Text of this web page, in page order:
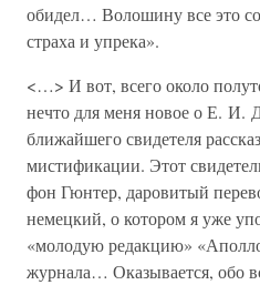
обидел… Волошину все это
страха и упрека».
<…> И вот, всего около
нечто для меня новое о Е.
ближайшего свидетеля
мистификации. Этот
фон Гюнтер, даровитый
немецкий, о котором я уже
«молодую редакцию»
журнала… Оказывается, обо